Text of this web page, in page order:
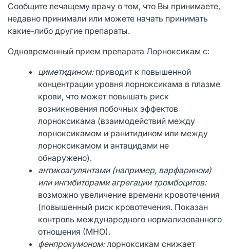
Сообщите лечащему врачу о том, что Вы принимаете,
недавно принимали или можете начать принимать
какие-либо другие препараты.
Одновременный прием препарата Лорноксикам с:
циметидином:приводит к повышенной
концентрации уровня лорноксикама в плазме
крови, что может повышать риск
возникновения побочных эффектов
лорноксикама (взаимодействий между
лорноксикамом и ранитидином или между
лорноксикамом и антацидами не
обнаружено).
антикоагулянтами (например, варфарином)
или ингибиторами агрегации тромбоцитов:
возможно увеличение времени кровотечения
(повышенный риск кровотечения. Показан
контроль международного нормализованного
отношения (МНО).
фенпрокумоном:лорноксикам снижает